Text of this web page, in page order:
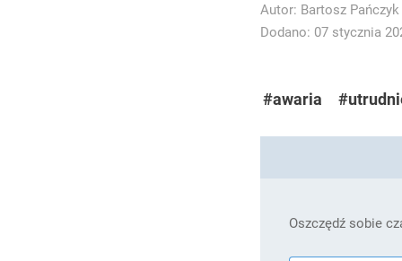
Autor: Bartosz Pańczyk
Dodano: 07 stycznia
#awaria
Oszczędź sobie